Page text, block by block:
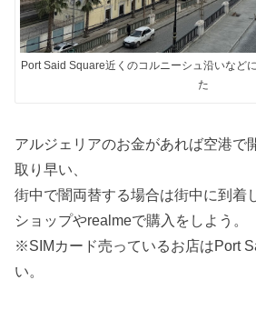
Port Said Square近くのコルニーシュ沿いなど
た
アルジェリアのお金があれば空港で
取り早い、
街中で闇両替する場合は街中に到着
ショップやrealmeで購入をしよう。
※SIMカード売っているお店はPort
い。